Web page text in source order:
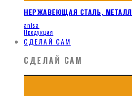
НЕРЖАВЕЮЩАЯ СТАЛЬ, МЕТАЛЛ
anisa
Продукция
СДЕЛАЙ САМ
СДЕЛАЙ САМ